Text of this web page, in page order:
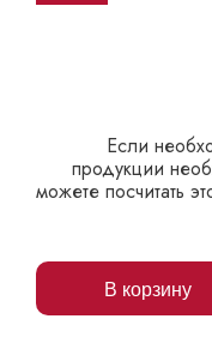
Если
продукции
можете посчитать
В корзину